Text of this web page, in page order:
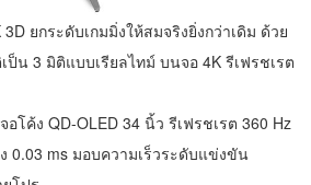
3D ยกระดับเกมมิ่งให้สมจริงยิ่งกว่าเดิม ด้วย
ป็น 3 มิติแบบเรียลไทม์ บนจอ 4K รีเฟรชเรต
อโค้ง QD-OLED 34 นิ้ว รีเฟรชเรต 360 Hz
0.03 ms มอบความเร็วระดับแข่งขัน